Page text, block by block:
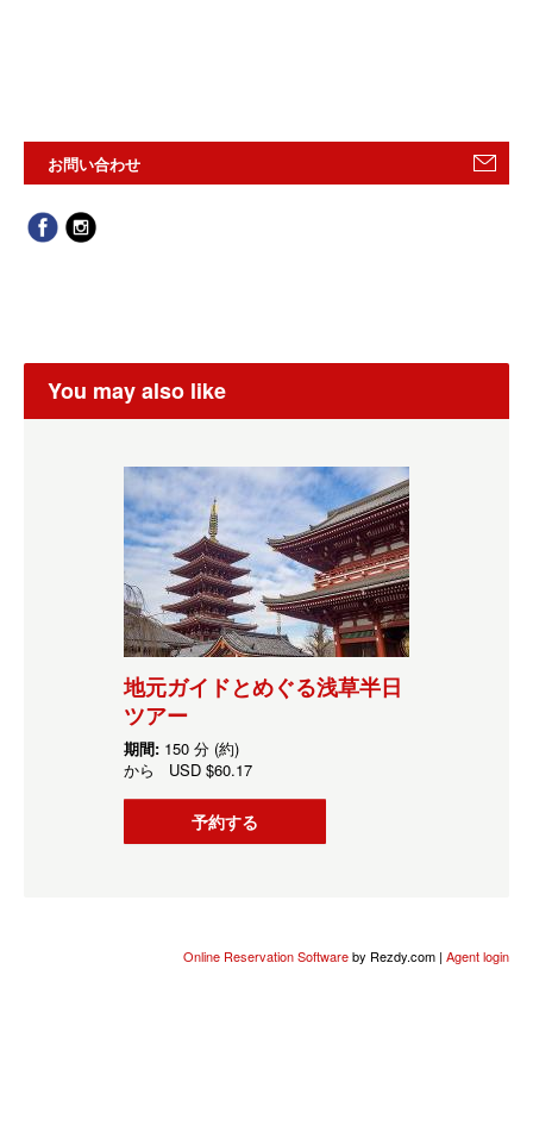
お問い合わせ
You may also like
地元ガイドとめぐる浅草半日
ツアー
期間: 150 分 (約)
から USD $60.17
予約する
Online Reservation Softwareby Rezdy.com | Agent login